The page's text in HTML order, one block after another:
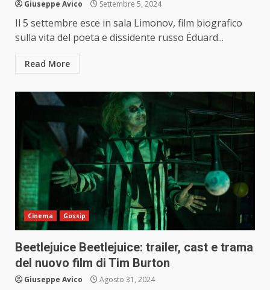
Giuseppe Avico Settembre 5, 2024
Il 5 settembre esce in sala Limonov, film biografico
sulla vita del poeta e dissidente russo Ėduard...
Read More
Cinema Gossip
Beetlejuice Beetlejuice: trailer, cast e trama
del nuovo film di Tim Burton
Giuseppe Avico Agosto 31, 2024